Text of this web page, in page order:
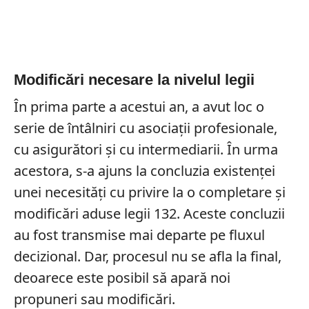
Modificări necesare la nivelul legii
În prima parte a acestui an, a avut loc o
serie de întâlniri cu asociații profesionale,
cu asigurători și cu intermediarii. În urma
acestora, s-a ajuns la concluzia existenței
unei necesități cu privire la o completare și
modificări aduse legii 132. Aceste concluzii
au fost transmise mai departe pe fluxul
decizional. Dar, procesul nu se afla la final,
deoarece este posibil să apară noi
propuneri sau modificări.